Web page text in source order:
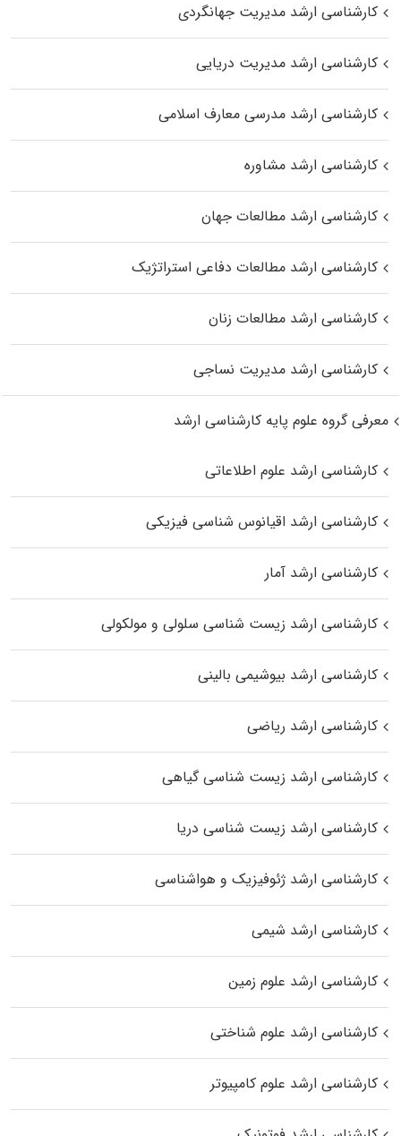
کارشناسی ارشد مدیریت جهانگردی
کارشناسی ارشد مدیریت دریایی
کارشناسی ارشد مدرسی معارف اسلامی
کارشناسی ارشد مشاوره
کارشناسی ارشد مطالعات جهان
کارشناسی ارشد مطالعات دفاعی استراتژیک
کارشناسی ارشد مطالعات زنان
کارشناسی ارشد مدیریت نساجی
معرفی گروه علوم پایه کارشناسی ارشد
کارشناسی ارشد علوم اطلاعاتی
کارشناسی ارشد اقیانوس‌ شناسی فیزیکی
کارشناسی ارشد آمار
کارشناسی ارشد زیست شناسی سلولی و مولکولی
کارشناسی ارشد بیوشیمی بالینی
کارشناسی ارشد ریاضی
کارشناسی ارشد زیست‌ شناسی گیاهی
کارشناسی ارشد زیست‌ شناسی دریا
کارشناسی ارشد ژئوفیزیک و هواشناسی
کارشناسی ارشد شیمی
کارشناسی ارشد علوم زمین
کارشناسی ارشد علوم شناختی
کارشناسی ارشد علوم کامپیوتر